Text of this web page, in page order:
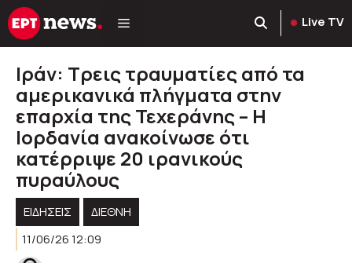
Μετάβαση
σε
Live TV
Ιράν: Τρεις τραυματίες από τα
αμερικανικά πλήγματα στην
επαρχία της Τεχεράνης – Η
Ιορδανία ανακοίνωσε ότι
κατέρριψε 20 ιρανικούς
πυραύλους
ΕΙΔΗΣΕΙΣ
ΔΙΕΘΝΗ
11/06/26 12:09